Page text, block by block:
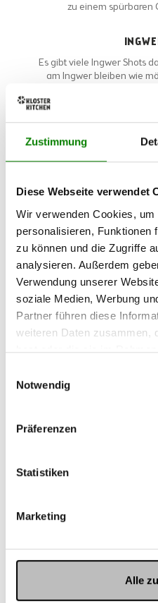
Zustimmung
Diese Webseite verwendet
Wir verwenden Cookies,
personalisieren, Funktionen
zu können und die Zugriffe
analysieren. Außerdem
Verwendung unserer
soziale Medien, Werbung
Partner führen diese
weiteren Daten zusammen,
hast oder die sie im
Notwendig
Präferenzen
Statistiken
Marketing
Alle
zu einem spürbaren
Es gibt viele Ingwer Shots
am Ingwer bleiben wie
NICHT NUR
Wir gewinnen für unsere
Darauf sind wir schon stolz.
Basierend auf 295 Bewertungen